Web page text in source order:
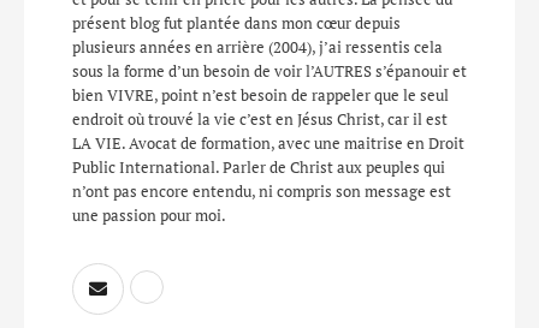
présent blog fut plantée dans mon cœur depuis
plusieurs années en arrière (2004), j’ai ressentis cela
sous la forme d’un besoin de voir l’AUTRES s’épanouir et
bien VIVRE, point n’est besoin de rappeler que le seul
endroit où trouvé la vie c’est en Jésus Christ, car il est
LA VIE. Avocat de formation, avec une maitrise en Droit
Public International. Parler de Christ aux peuples qui
n’ont pas encore entendu, ni compris son message est
une passion pour moi.